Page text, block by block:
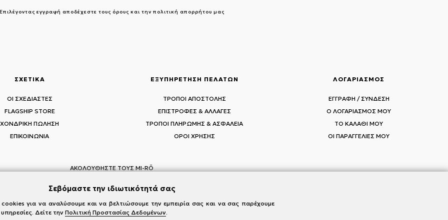
Επιλέγοντας εγγραφή αποδέχεστε τους όρους και την πολιτική απορρήτου μας
ΣΧΕΤΙΚΑ
ΟΙ ΣΧΕΔΙΑΣΤΕΣ
FLAGSHIP STORE
ΧΟΝΔΡΙΚΗ ΠΩΛΗΣΗ
ΕΠΙΚΟΙΝΩΝΙΑ
ΕΞΥΠΗΡΕΤΗΣΗ ΠΕΛΑΤΩΝ
ΤΡΟΠΟΙ ΑΠΟΣΤΟΛΗΣ
ΕΠΙΣΤΡΟΦΕΣ & ΑΛΛΑΓΕΣ
ΤΡΟΠΟΙ ΠΛΗΡΩΜΗΣ & ΑΣΦΑΛΕΙΑ
ΟΡΟΙ ΧΡΗΣΗΣ
ΛΟΓΑΡΙΑΣΜΟΣ
ΕΓΓΡΑΦΗ / ΣΥΝΔΕΣΗ
Ο ΛΟΓΑΡΙΑΣΜΟΣ ΜΟΥ
ΤΟ ΚΑΛΑΘΙ ΜΟΥ
ΟΙ ΠΑΡΑΓΓΕΛΙΕΣ ΜΟΥ
ΑΚΟΛΟΥΘΗΣΤΕ ΤΟΥΣ MI-RŌ
Σεβόμαστε την ιδιωτικότητά σας
cookies για να αναλύσουμε και να βελτιώσουμε την εμπειρία σας και να σας παρέχουμε
Δείτε την Πολιτική Προστασίας Δεδομένων.